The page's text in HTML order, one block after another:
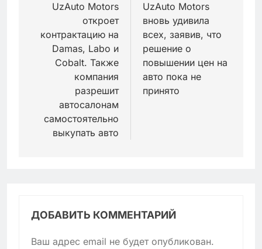
записям
UzAuto Motors
откроет
контрактацию на
Damas, Labo и
Cobalt. Также
компания
разрешит
автосалонам
самостоятельно
выкупать авто
UzAuto Motors
вновь удивила
всех, заявив, что
решение о
повышении цен на
авто пока не
принято
ДОБАВИТЬ КОММЕНТАРИЙ
Ваш адрес email не будет опубликован.